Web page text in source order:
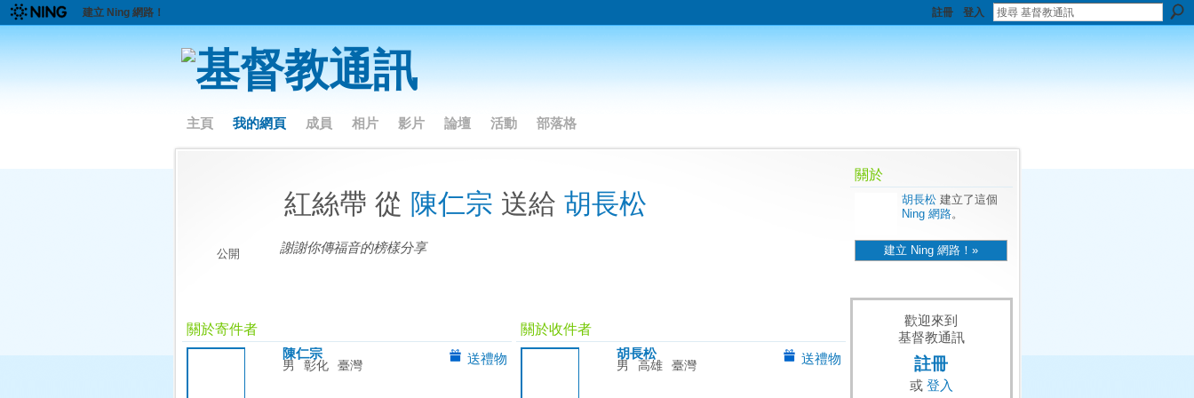
建立 Ning 網路！ 註冊 登入
主頁 我的網頁 成員 相片 影片 論壇 活動 部落格
公開
紅絲帶 從 陳仁宗 送給 胡長松
謝謝你傳福音的榜樣分享
關於寄件者
陳仁宗
男 彰化 臺灣 送禮物
關於收件者
胡長松
男 高雄 臺灣 送禮物
關於
胡長松建立了這個
Ning 網路。
建立 Ning 網路！»
歡迎來到
基督教通訊
註冊
或 登入